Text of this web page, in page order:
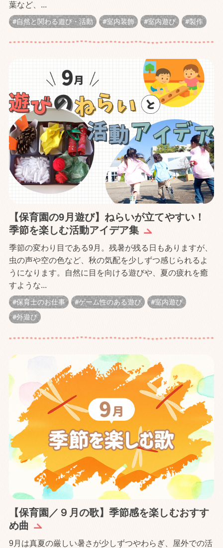
葉など、...
自然と関わる遊び・活動 室内装飾 室内遊び 製作
【保育園の9月遊び】ねらいが立てやすい！
季節を楽しむ活動アイデア集
季節の変わり目である9月。残暑が残る日もありますが、
虫の声や空の色など、秋の気配を少しずつ感じられるよ
うになります。自然に目を向ける遊びや、夏の疲れを癒
すような...
保育士のお仕事 ゲーム性のある遊び
室内遊び
外遊び
【保育園／９月の歌】季節感を楽しむおすす
め曲
9月は真夏の厳しい暑さが少しずつやわらぎ、屋外での活